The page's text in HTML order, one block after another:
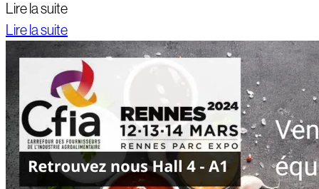
Lire la suite
Lire la suite